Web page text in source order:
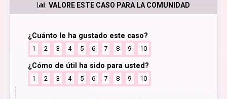
VALORE ESTE CASO PARA LA COMUNIDAD
¿Cuánto le ha gustado este caso?
1 2 3 4 5 6 7 8 9 10
¿Cómo de útil ha sido para usted?
1 2 3 4 5 6 7 8 9 10